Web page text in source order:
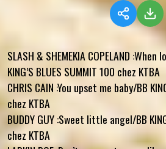
SLASH & SHEMEKIA COPELAND
KING’S BLUES SUMMIT 100 chez KTBA
CHRIS CAIN :You upset me baby/BB
chez KTBA
BUDDY GUY :Sweet little angel/BB
chez KTBA